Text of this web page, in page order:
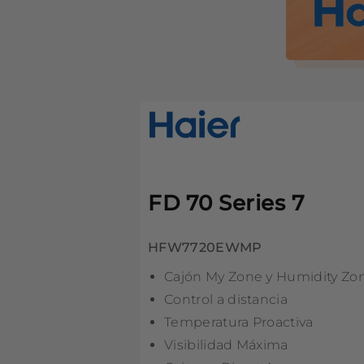
FD 70 Series 7
HFW7720EWMP
Cajón My Zone y Humidity
Control a distancia
Temperatura Proactiva
Visibilidad Máxima